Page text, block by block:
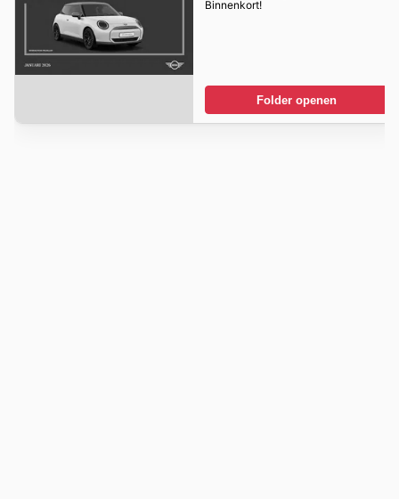
Binnenkort!
Folder openen